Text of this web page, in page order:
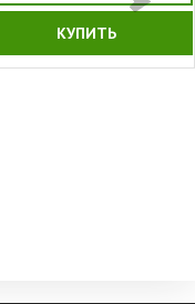
КУПИТЬ